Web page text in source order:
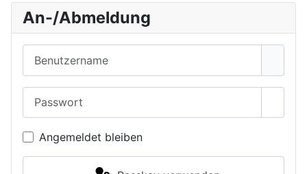
An-/Abmeldung
Angemeldet bleiben